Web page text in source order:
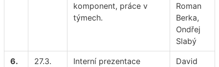
komponent, práce v
týmech.
Roman
Berka,
Ondřej
Slabý
6. 27.3.
Interní prezentace
David